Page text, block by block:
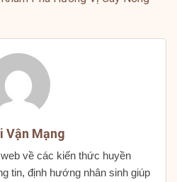
Vận Mạng
về các kiến thức huyền
tin, định hướng nhân sinh giúp